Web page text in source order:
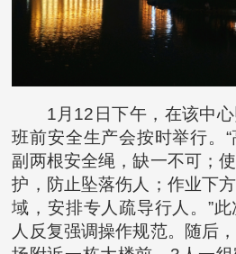
1月12日下午，在该中
班前安全生产会按时举行。
副两根安全绳，缺一不可；
护，防止坠落伤人；作业下
域，安排专人疏导行人。”
人反复强调操作规范。随后